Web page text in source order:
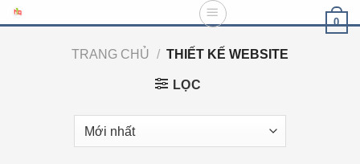
Skip
to
0
TRANG CHỦ / THIẾT KẾ WEBSITE
LỌC